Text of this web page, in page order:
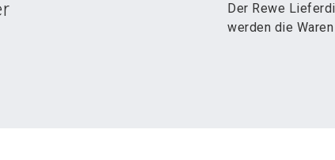
Der Rewe
werden die